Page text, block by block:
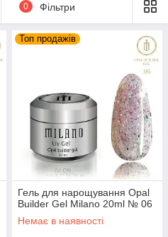
0 Фільтри
Топ продажів
Гель для нарощування Opal
Builder Gel Milano 20ml № 06
Немає в наявності